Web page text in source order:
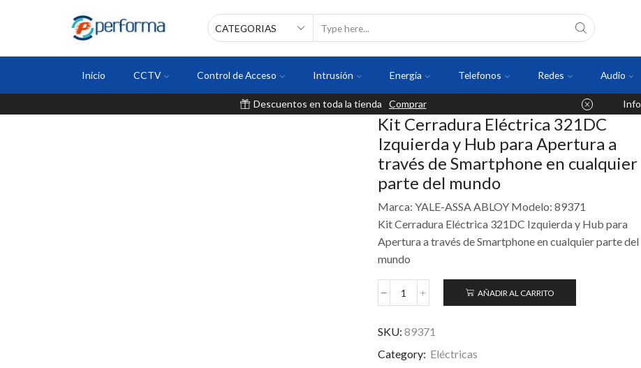
Inicio CCTV Control de Acceso Intrusión Energia Telefonos Redes Audio
Descuentos en toda la tienda Comprar Info
Kit Cerradura Eléctrica 321DC
Izquierda y Hub para Apertura a
través de Smartphone en cualquier
parte del mundo
Marca: YALE-ASSA ABLOY Modelo: 89371
Kit Cerradura Eléctrica 321DC Izquierda y Hub para
Apertura a través de Smartphone en cualquier parte del
mundo
AÑADIR AL CARRITO
SKU: 89371
Category: Eléctricas